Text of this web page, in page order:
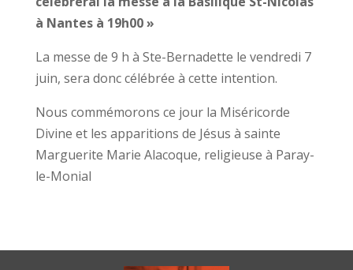
à Nantes à 19h00 »
La messe de 9 h à Ste-Bernadette le vendredi 7
juin, sera donc célébrée à cette intention.
Nous commémorons ce jour la Miséricorde
Divine et les apparitions de Jésus à sainte
Marguerite Marie Alacoque, religieuse à Paray-
le-Monial